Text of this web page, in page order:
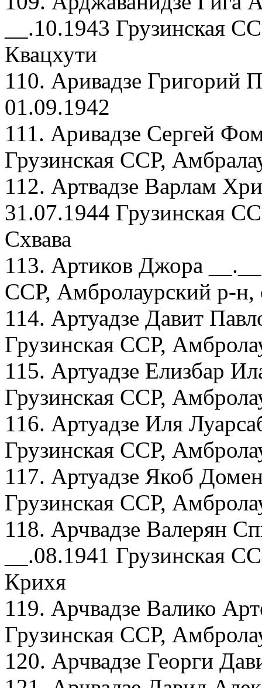
__.10.1943 Грузинская
Квацхути
110. Аривадзе Григорий
01.09.1942
111. Аривадзе Сергей
Грузинская ССР,
112. Артвадзе Варлам
31.07.1944 Грузинская
Схвава
113. Артиков Джора
ССР, Амбролаурский р-н,
114. Артуадзе Давит
Грузинская ССР,
115. Артуадзе Елизбар
Грузинская ССР,
116. Артуадзе Иля
Грузинская ССР,
117. Артуадзе Якоб
Грузинская ССР,
118. Арчвадзе Валерян
__.08.1941 Грузинская
Крихя
119. Арчвадзе Валико
Грузинская ССР,
120. Арчвадзе Георги